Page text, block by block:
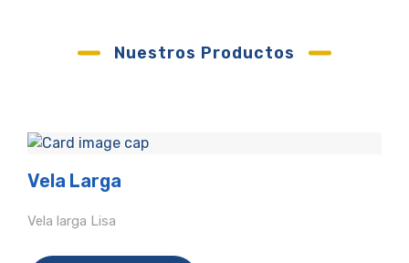
Nuestros Productos
Vela Larga
Vela larga Lisa